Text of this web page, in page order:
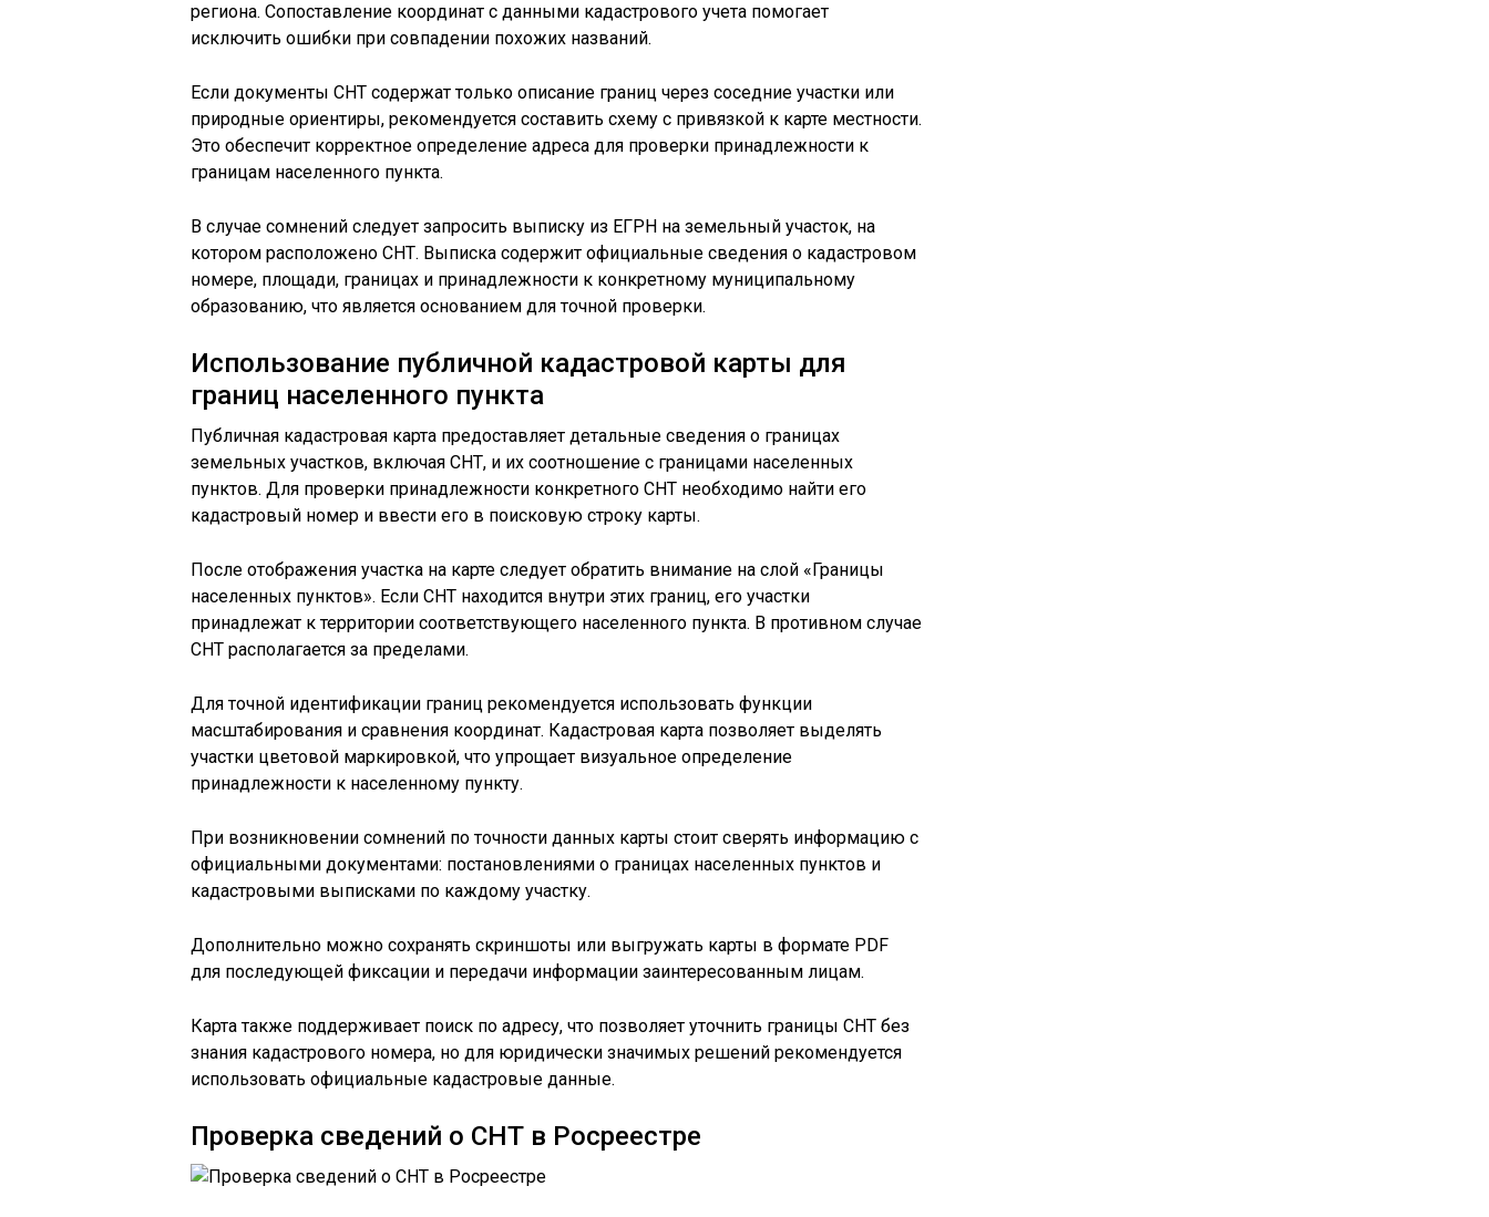
региона. Сопоставление координат с данными кадастрового учета помогает
исключить ошибки при совпадении похожих названий.
Если документы СНТ содержат только описание границ через соседние участки или
природные ориентиры, рекомендуется составить схему с привязкой к карте местности.
Это обеспечит корректное определение адреса для проверки принадлежности к
границам населенного пункта.
В случае сомнений следует запросить выписку из ЕГРН на земельный участок, на
котором расположено СНТ. Выписка содержит официальные сведения о кадастровом
номере, площади, границах и принадлежности к конкретному муниципальному
образованию, что является основанием для точной проверки.
Использование публичной кадастровой карты для
границ населенного пункта
Публичная кадастровая карта предоставляет детальные сведения о границах
земельных участков, включая СНТ, и их соотношение с границами населенных
пунктов. Для проверки принадлежности конкретного СНТ необходимо найти его
кадастровый номер и ввести его в поисковую строку карты.
После отображения участка на карте следует обратить внимание на слой «Границы
населенных пунктов». Если СНТ находится внутри этих границ, его участки
принадлежат к территории соответствующего населенного пункта. В противном случае
СНТ располагается за пределами.
Для точной идентификации границ рекомендуется использовать функции
масштабирования и сравнения координат. Кадастровая карта позволяет выделять
участки цветовой маркировкой, что упрощает визуальное определение
принадлежности к населенному пункту.
При возникновении сомнений по точности данных карты стоит сверять информацию с
официальными документами: постановлениями о границах населенных пунктов и
кадастровыми выписками по каждому участку.
Дополнительно можно сохранять скриншоты или выгружать карты в формате PDF
для последующей фиксации и передачи информации заинтересованным лицам.
Карта также поддерживает поиск по адресу, что позволяет уточнить границы СНТ без
знания кадастрового номера, но для юридически значимых решений рекомендуется
использовать официальные кадастровые данные.
Проверка сведений о СНТ в Росреестре